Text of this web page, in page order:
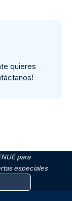
quieres
para
especiales